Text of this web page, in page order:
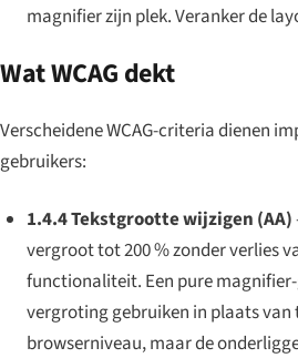
magnifier zijn plek. Veranker de
Wat WCAG dekt
Verscheidene WCAG-criteria dienen
gebruikers:
1.4.4 Tekstgrootte wijzigen (AA)
vergroot tot 200 % zonder verlies
functionaliteit. Een pure
vergroting gebruiken in plaats
browserniveau, maar de